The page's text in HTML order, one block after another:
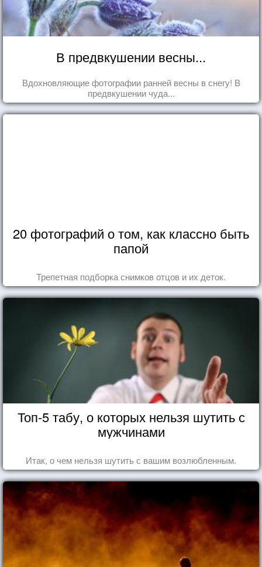
В предвкушении весны...
Вдохновляющие фотографии ранней весны в снегу! В
предвкушении чуда...
20 фотографий о том, как классно быть
папой
Трепетная подборка снимков отцов и их деток.
Топ-5 табу, о которых нельзя шутить с
мужчинами
Итак, о чем нельзя шутить с вашим возлюбленным.